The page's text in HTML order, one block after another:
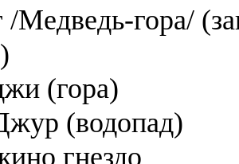
гора/
(гора)
(водопад)
гнездо